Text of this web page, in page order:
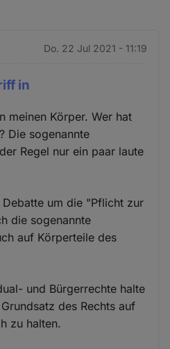
Do. 22 Jul 2021 - 11:19
in
meinen Körper. Wer hat
Die sogenannte
Regel nur ein paar laute
Debatte um die "Pflicht zur
die sogenannte
auf Körperteile des
und Bürgerrechte halte
des Rechts auf
zu halten.